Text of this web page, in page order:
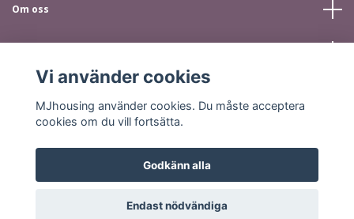
Om oss
© 2026 MJhousing.se
Vi använder cookies
MJhousing använder cookies. Du måste acceptera
cookies om du vill fortsätta.
Godkänn alla
Endast nödvändiga